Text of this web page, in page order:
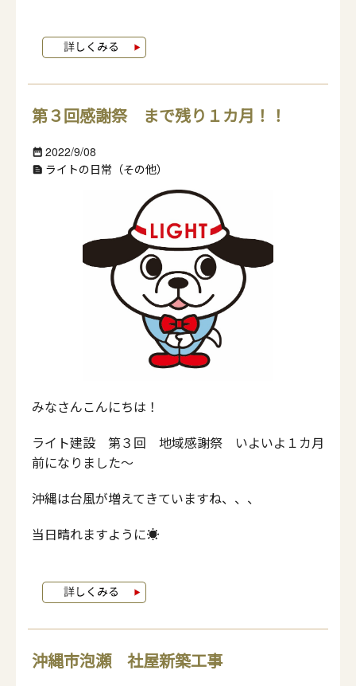
第３回感謝祭 まで残り１カ月！！
date_range 2022/9/08
text_snippet ライトの日常（その他）
みなさんこんにちは！
ライト建設 第３回 地域感謝祭 いよいよ１カ月
前になりました～
沖縄は台風が増えてきていますね、、、
当日晴れますように☀
沖縄市泡瀬 社屋新築工事